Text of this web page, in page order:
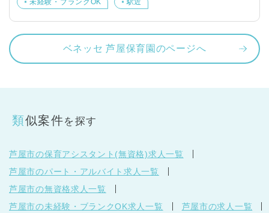
未経験・ブランクOK 駅近
ベネッセ 芦屋保育園のページへ
類似案件を探す
芦屋市の保育アシスタント(無資格)求人一覧
芦屋市のパート・アルバイト求人一覧
芦屋市の無資格求人一覧
芦屋市の未経験・ブランクOK求人一覧
芦屋市の求人一覧